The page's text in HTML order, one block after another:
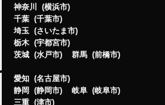
神奈川
横浜市
千葉
千葉市
埼玉
さいたま市
栃木
宇都宮市
茨城
水戸市 群馬 前橋市
愛知
名古屋市
静岡
静岡市 岐阜
岐阜市
三重
津市